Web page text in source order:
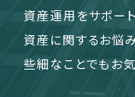
資産運用をサポート
資産に関するお悩
些細なことでもお